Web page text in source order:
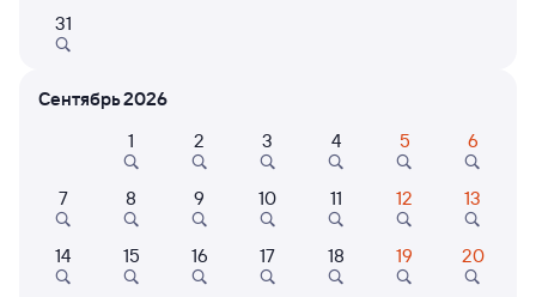
Открыта продажа билетов на 7 ноября. Отправление и прибытие
по местному времени. Цены за 1 пассажира
085С Проходящий 7,3
11:47 10:27
21 ч 40 м в пути
31
Сентябрь 2026
1
2 3 4 5 6
7 8 9 10 11 12 13
14 15 16 17 18 19 20